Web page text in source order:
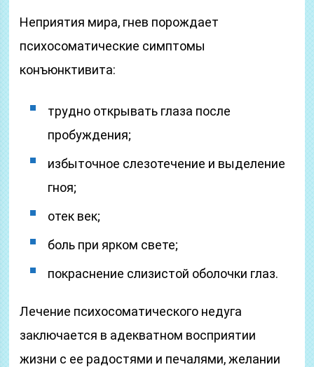
Неприятия мира, гнев порождает
психосоматические симптомы
конъюнктивита:
трудно открывать глаза после
пробуждения;
избыточное слезотечение и выделение
гноя;
отек век;
боль при ярком свете;
покраснение слизистой оболочки глаз.
Лечение психосоматического недуга
заключается в адекватном восприятии
жизни с ее радостями и печалями, желании